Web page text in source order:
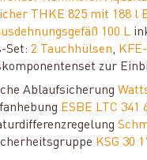
THKE 825 mit 188
100 L
Set:2 Tauchhülsen,
zur
Ablaufsicherung
ESBE LTC 341
KSG 30